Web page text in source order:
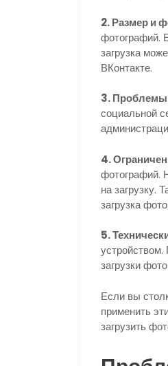
2. Размер и
фотографий.
загрузка
ВКонтакте.
3. Проблемы
социальной
4.
фотографий.
на загрузку.
загрузка
5.
устройством.
загрузки
Если вы
применить
загрузить